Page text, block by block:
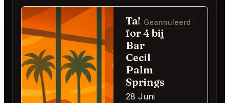
Table
for 4 bij
Bar
Cecil
Palm
Springs
28 Juni
Geannuleerd